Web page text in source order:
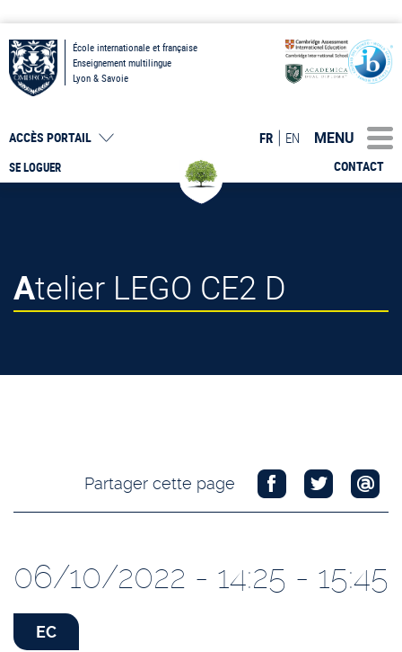
École internationale et française
Enseignement multilingue
Lyon & Savoie
SE LOGUER
ACCÈS PORTAIL
CONTACT
FR EN MENU
Atelier LEGO CE2 D
Partager cette page
06/10/2022 - 14:25 - 15:45
EC